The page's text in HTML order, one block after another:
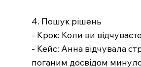
4. Пошук рішень
- Крок: Коли ви
- Кейс: Анна відчувала
поганим досвідом